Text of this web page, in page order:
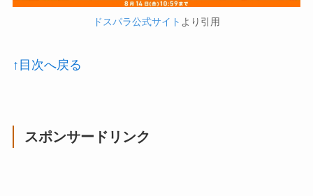
ドスパラ公式サイト より引用
↑目次へ戻る
スポンサードリンク